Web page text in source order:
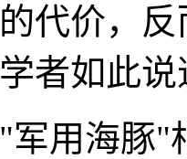
代价，
者如此说
军用海豚"